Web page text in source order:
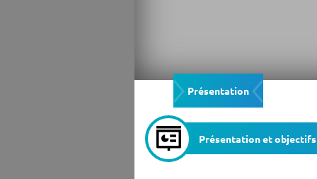
Présentation
Présentation et objectifs